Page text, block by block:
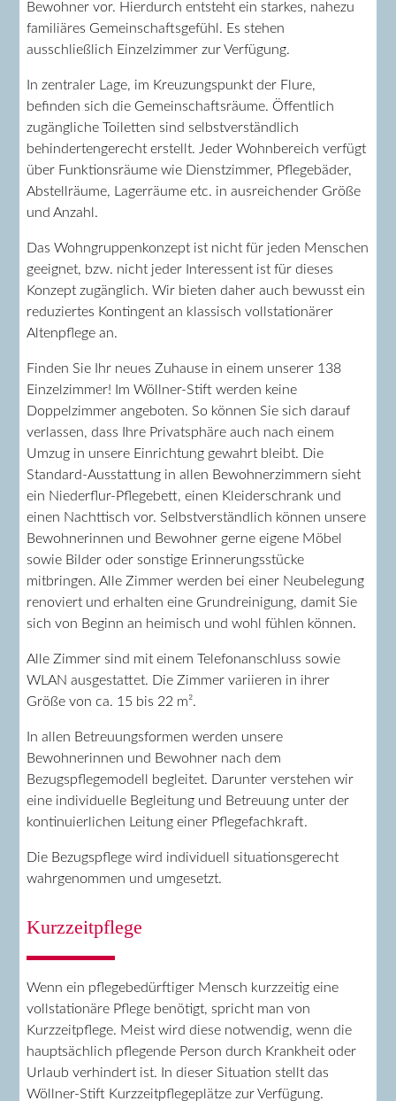
Bewohner vor. Hierdurch entsteht ein starkes, nahezu
familiäres Gemeinschaftsgefühl. Es stehen
ausschließlich Einzelzimmer zur Verfügung.
In zentraler Lage, im Kreuzungspunkt der Flure,
befinden sich die Gemeinschaftsräume. Öffentlich
zugängliche Toiletten sind selbstverständlich
behindertengerecht erstellt. Jeder Wohnbereich verfügt
über Funktionsräume wie Dienstzimmer, Pflegebäder,
Abstellräume, Lagerräume etc. in ausreichender Größe
und Anzahl.
Das Wohngruppenkonzept ist nicht für jeden Menschen
geeignet, bzw. nicht jeder Interessent ist für dieses
Konzept zugänglich. Wir bieten daher auch bewusst ein
reduziertes Kontingent an klassisch vollstationärer
Altenpflege an.
Finden Sie Ihr neues Zuhause in einem unserer 138
Einzelzimmer! Im Wöllner-Stift werden keine
Doppelzimmer angeboten. So können Sie sich darauf
verlassen, dass Ihre Privatsphäre auch nach einem
Umzug in unsere Einrichtung gewahrt bleibt. Die
Standard-Ausstattung in allen Bewohnerzimmern sieht
ein Niederflur-Pflegebett, einen Kleiderschrank und
einen Nachttisch vor. Selbstverständlich können unsere
Bewohnerinnen und Bewohner gerne eigene Möbel
sowie Bilder oder sonstige Erinnerungsstücke
mitbringen. Alle Zimmer werden bei einer Neubelegung
renoviert und erhalten eine Grundreinigung, damit Sie
sich von Beginn an heimisch und wohl fühlen können.
Alle Zimmer sind mit einem Telefonanschluss sowie
WLAN ausgestattet. Die Zimmer variieren in ihrer
Größe von ca. 15 bis 22 m².
In allen Betreuungsformen werden unsere
Bewohnerinnen und Bewohner nach dem
Bezugspflegemodell begleitet. Darunter verstehen wir
eine individuelle Begleitung und Betreuung unter der
kontinuierlichen Leitung einer Pflegefachkraft.
Die Bezugspflege wird individuell situationsgerecht
wahrgenommen und umgesetzt.
Kurzzeitpflege
Wenn ein pflegebedürftiger Mensch kurzzeitig eine
vollstationäre Pflege benötigt, spricht man von
Kurzzeitpflege. Meist wird diese notwendig, wenn die
hauptsächlich pflegende Person durch Krankheit oder
Urlaub verhindert ist. In dieser Situation stellt das
Wöllner-Stift Kurzzeitpflegeplätze zur Verfügung.